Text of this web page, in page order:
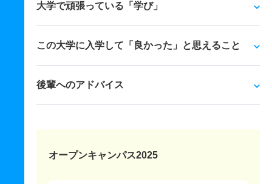
大学で頑張っている「学び」
この大学に入学して「良かった」と思えること
後輩へのアドバイス
オープンキャンパス2025